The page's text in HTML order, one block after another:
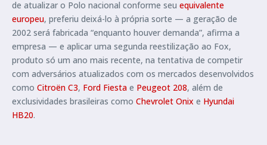
de atualizar o Polo nacional conforme seu equivalente
europeu, preferiu deixá-lo à própria sorte — a geração de
2002 será fabricada “enquanto houver demanda”, afirma a
empresa — e aplicar uma segunda reestilização ao Fox,
produto só um ano mais recente, na tentativa de competir
com adversários atualizados com os mercados desenvolvidos
como Citroën C3, Ford Fiesta e Peugeot 208, além de
exclusividades brasileiras como Chevrolet Onix e Hyundai
HB20.